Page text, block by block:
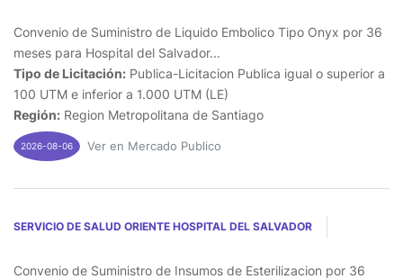
Convenio de Suministro de Liquido Embolico Tipo Onyx por 36
meses para Hospital del Salvador...
Tipo de Licitación: Publica-Licitacion Publica igual o superior a
100 UTM e inferior a 1.000 UTM (LE)
Región: Region Metropolitana de Santiago
2026-08-06 Ver en Mercado Publico
SERVICIO DE SALUD ORIENTE HOSPITAL DEL SALVADOR
Convenio de Suministro de Insumos de Esterilizacion por 36